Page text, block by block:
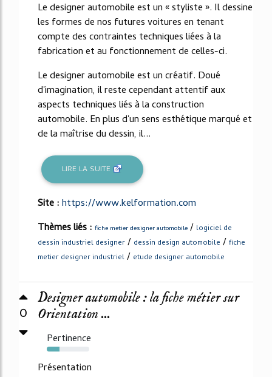
Le designer automobile est un « styliste ». Il dessine
les formes de nos futures voitures en tenant
compte des contraintes techniques liées à la
fabrication et au fonctionnement de celles-ci.
Le designer automobile est un créatif. Doué
d'imagination, il reste cependant attentif aux
aspects techniques liés à la construction
automobile. En plus d'un sens esthétique marqué et
de la maîtrise du dessin, il...
LIRE LA SUITE
Site :https://www.kelformation.com
Thèmes liés : fiche metier designer automobile / logiciel de
dessin industriel designer / dessin design automobile / fiche
metier designer industriel / etude designer automobile
0
Designer automobile : la fiche métier sur
Orientation ...
Pertinence
30%
Présentation